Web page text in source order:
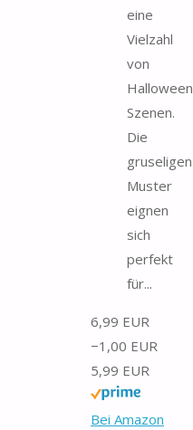
eine
Vielzahl
von
Halloween
Szenen.
Die
gruseligen
Muster
eignen
sich
perfekt
für...
6,99 EUR
−1,00 EUR
5,99 EUR
Bei Amazon